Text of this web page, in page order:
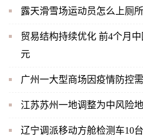
露天滑雪场运动员怎么上厕
贸易结构持续优化 前4个月
元
广州一大型商场因疫情防控
江苏苏州一地调整为中风险
辽宁调派移动方舱检测车10